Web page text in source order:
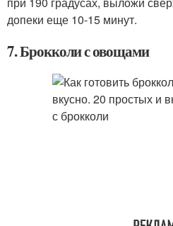
допеки еще 10-15 минут.
7. Брокколи с овощами